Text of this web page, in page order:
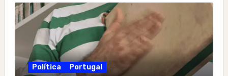
Política Portugal